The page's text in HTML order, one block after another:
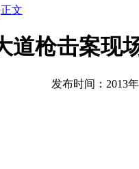
正文
道枪击案现
发布时间：2013